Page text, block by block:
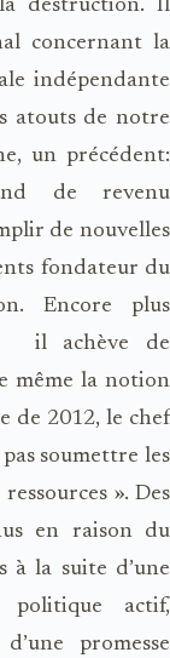
destruction. Il
concernant la
indépendante
atouts de notre
un précédent:
de revenu
de nouvelles
fondateur du
Encore plus
il achève de
même la notion
de 2012, le chef
soumettre les
». Des
en raison du
à la suite d’une
politique actif,
promesse